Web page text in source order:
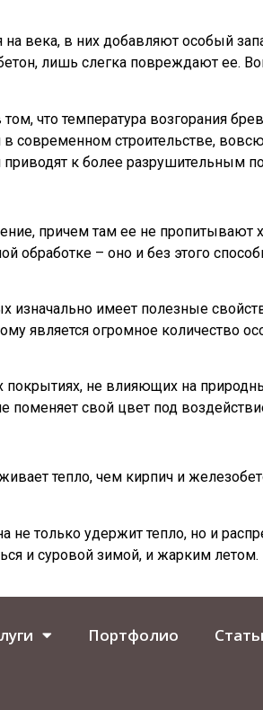
века, в них добавляют особый
лишь слегка повреждают ее.
что температура возгорания
строительстве,
к более разрушительным
причем там ее не
обработке – оно и без этого
имеет полезные
является огромное количество
не влияющих на
поменяет свой цвет под
тепло, чем кирпич и
не только удержит тепло, но и
и суровой зимой, и жарким летом.
Портфолио